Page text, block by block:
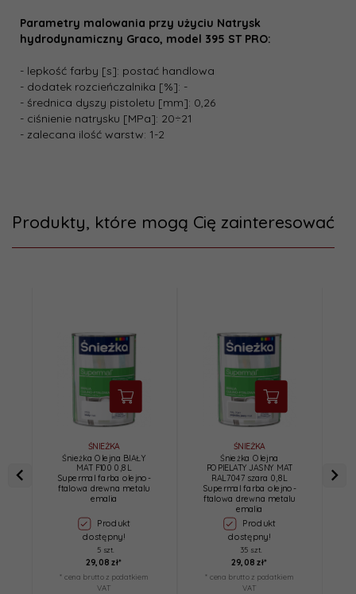
Parametry malowania przy użyciu Natrysk
hydrodynamiczny Graco, model 395 ST PRO:
- lepkość farby [s]: postać handlowa
- dodatek rozcieńczalnika [%]: -
- średnica dyszy pistoletu [mm]: 0,26
- ciśnienie natrysku [MPa]: 20÷21
- zalecana ilość warstw: 1-2
Produkty, które mogą Cię zainteresować
ŚNIEŻKA
Śnieżka Olejna BIAŁY
MAT F100 0,8L
Supermal farba olejno-
ftalowa drewna metalu
emalia
Produkt
dostępny!
5 szt.
29, 08 zł*
* cena brutto z podatkiem
VAT
ŚNIEŻKA
Śnieżka Olejna
POPIELATY JASNY MAT
RAL7047 szara 0,8L
Supermal farba olejno-
ftalowa drewna metalu
emalia
Produkt
dostępny!
35 szt.
29, 08 zł*
* cena brutto z podatkiem
VAT